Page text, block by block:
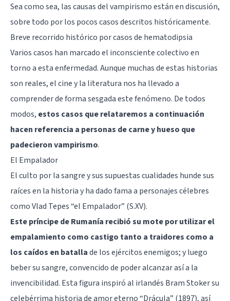
Sea como sea, las causas del vampirismo están en discusión,
sobre todo por los pocos casos descritos históricamente.
Breve recorrido histórico por casos de hematodipsia
Varios casos han marcado el inconsciente colectivo en
torno a esta enfermedad. Aunque muchas de estas historias
son reales, el cine y la literatura nos ha llevado a
comprender de forma sesgada este fenómeno. De todos
modos, estos casos que relataremos a continuación
hacen referencia a personas de carne y hueso que
padecieron vampirismo.
El Empalador
El culto por la sangre y sus supuestas cualidades hunde sus
raíces en la historia y ha dado fama a personajes célebres
comoVlad Tepes “el Empalador” (S.XV).
Este príncipe de Rumanía recibió su mote por utilizar el
empalamiento como castigo tanto a traidores como a
los caídos en batallade los ejércitos enemigos; y luego
beber su sangre, convencido de poder alcanzar así a la
invencibilidad. Esta figura inspiró al irlandés Bram Stoker su
celebérrima historia de amor eterno “Drácula” (1897), así